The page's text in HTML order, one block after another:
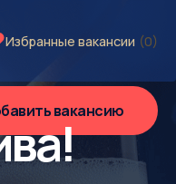
Избранные вакансии (0)
вакансию